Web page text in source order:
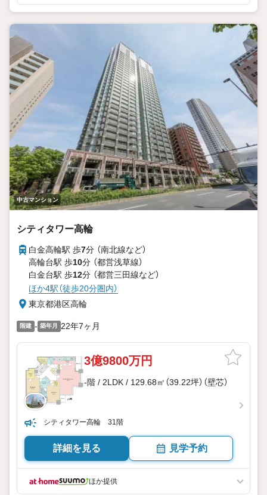
中古マンション
シティタワー高輪
白金高輪駅 歩7分 （南北線など）
高輪台駅 歩10分 （都営浅草線）
白金台駅 歩12分 （都営三田線など）
ほか4駅（徒歩20分圏内）
東京都港区高輪
階建 - 築年月 22年7ヶ月
3億9800万円
-階 / 2LDK / 129.68㎡（39.22坪）（壁芯）
シティタワー高輪 31階
詳細を見る 見学予約
ほか提供